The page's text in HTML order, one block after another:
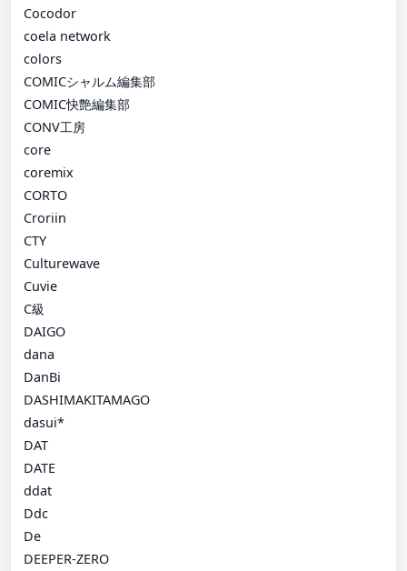
Cocodor
coela network
colors
COMICシャルム編集部
COMIC快艶編集部
CONV工房
core
coremix
CORTO
Croriin
CTY
Culturewave
Cuvie
C級
DAIGO
dana
DanBi
DASHIMAKITAMAGO
dasui*
DAT
DATE
ddat
Ddc
De
DEEPER-ZERO